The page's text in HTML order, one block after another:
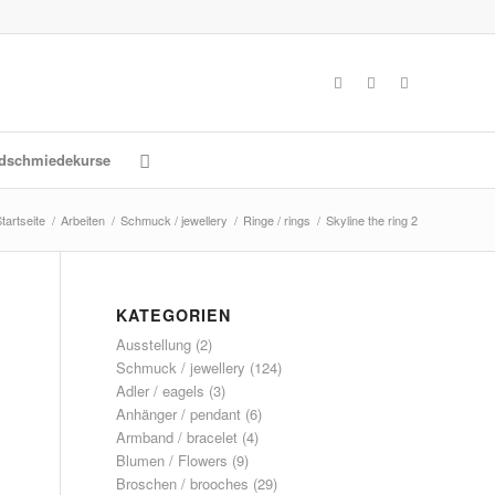
/ Arbeiten / Schmuck / jewellery / Ringe / rings / Skyline the ring 2
KATEGORIEN
Ausstellung (2)
Schmuck / jewellery (124)
Adler / eagels (3)
Anhänger / pendant (6)
Armband / bracelet (4)
Blumen / Flowers (9)
Broschen / brooches (29)